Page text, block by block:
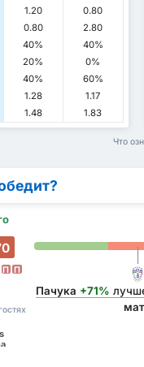
1.20
0.80
0.80
2.80
40%
40%
20%
0%
40%
60%
1.28
1.17
1.48 1.83
Что
П П
Пачука +71%